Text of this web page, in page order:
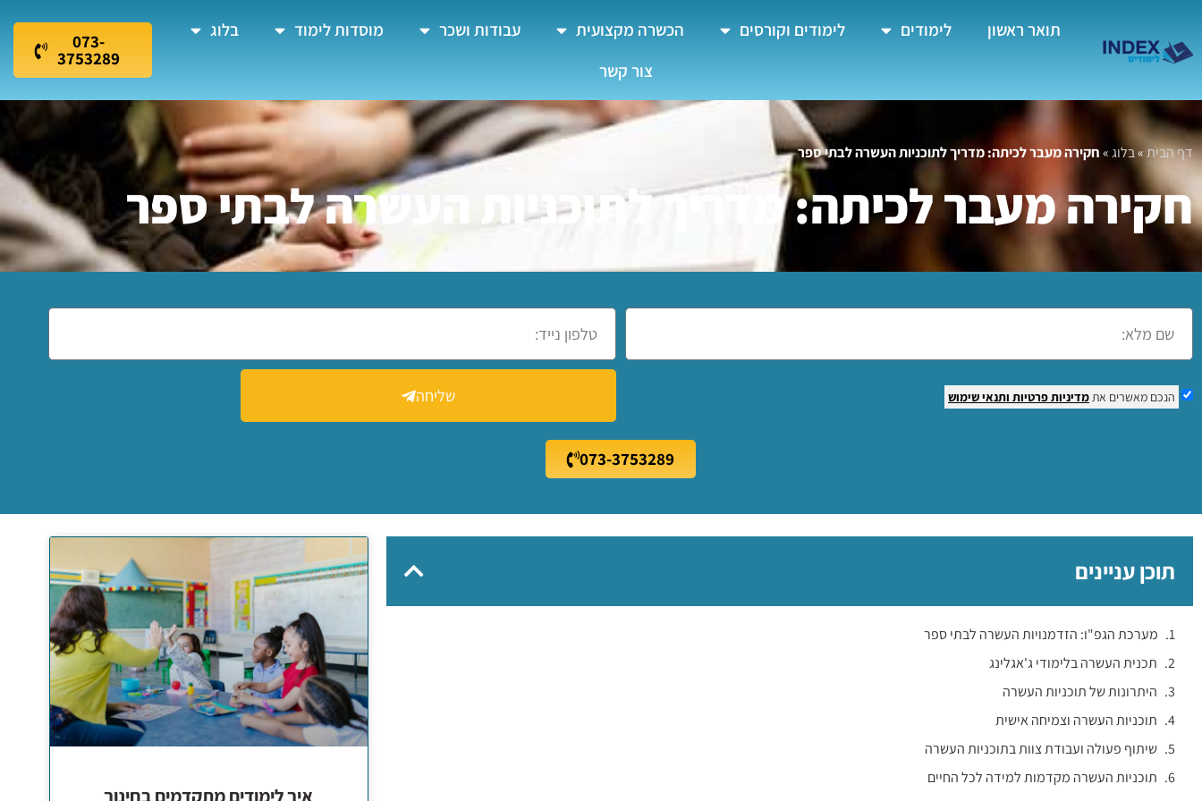
תואר ראשון לימודים לימודים וקורסים הכשרה מקצועית עבודות ושכר מוסדות לימוד
בלוג
צור קשר
073-
3753289
דף הבית»בלוג»חקירה מעבר לכיתה: מדריך לתוכניות העשרה לבתי ספר
חקירה מעבר לכיתה: מדריך לתוכניות העשרה לבתי ספר
הנכם מאשרים את מדיניות פרטיות ותנאי שימוש שליחה
073-3753289
תוכן עניינים
מערכת הגפ"ו: הזדמנויות העשרה לבתי ספר
תכנית העשרה בלימודי ג'אגלינג
היתרונות של תוכניות העשרה
תוכניות העשרה וצמיחה אישית
שיתוף פעולה ועבודת צוות בתוכניות העשרה
תוכניות העשרה מקדמות למידה לכל החיים
איך לימודים מתקדמים בחינוך